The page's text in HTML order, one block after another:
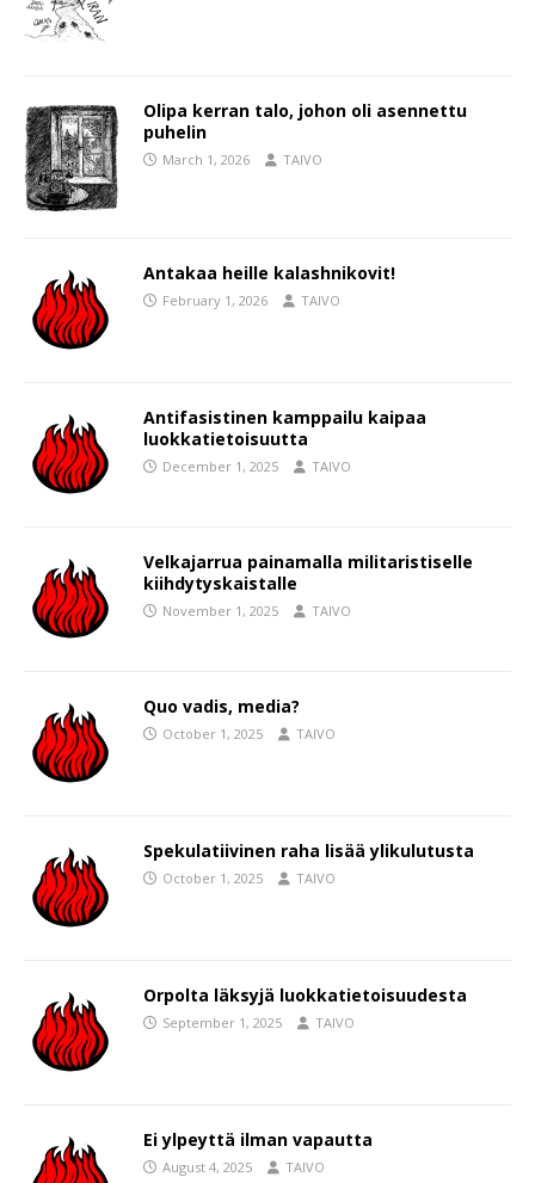
Olipa kerran talo, johon oli asennettu
puhelin
March 1, 2026 TAIVO
Antakaa heille kalashnikovit!
February 1, 2026 TAIVO
Antifasistinen kamppailu kaipaa
luokkatietoisuutta
December 1, 2025 TAIVO
Velkajarrua painamalla militaristiselle
kiihdytyskaistalle
November 1, 2025 TAIVO
Quo vadis, media?
October 1, 2025 TAIVO
Spekulatiivinen raha lisää ylikulutusta
October 1, 2025 TAIVO
Orpolta läksyjä luokkatietoisuudesta
September 1, 2025 TAIVO
Ei ylpeyttä ilman vapautta
August 4, 2025 TAIVO